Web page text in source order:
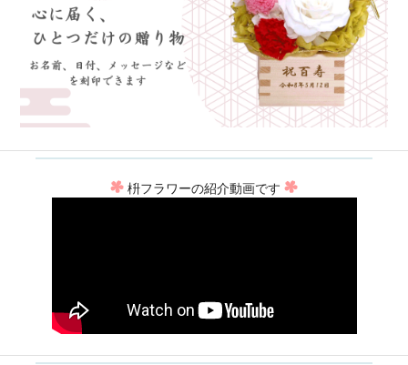
枡フラワーの紹介動画です